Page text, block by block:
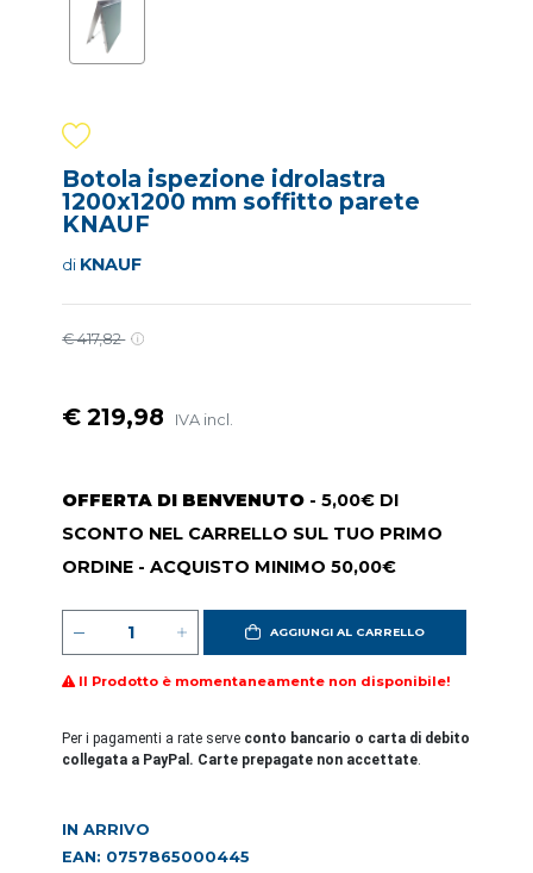
Botola ispezione idrolastra
1200x1200 mm soffitto parete
KNAUF
di KNAUF
€ 417,82
€ 219,98 IVA incl.
OFFERTA DI BENVENUTO - 5,00€ DI
SCONTO NEL CARRELLO SUL TUO PRIMO
ORDINE - ACQUISTO MINIMO 50,00€
AGGIUNGI AL CARRELLO
Il Prodotto è momentaneamente non disponibile!
Per i pagamenti a rate serve conto bancario o carta di debito
collegata a PayPal. Carte prepagate non accettate
IN ARRIVO
EAN: 0757865000445